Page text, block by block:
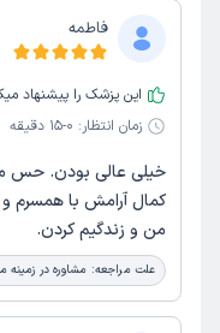
فاطمه
این پزشک را پیشنهاد
زمان انتظار: 0-15 دقیقه
خیلی عالی بودن. حس
کمال آرامش با همسرم
من و زندگیم کردن.
علت مراجعه: مشاوره در زمینه